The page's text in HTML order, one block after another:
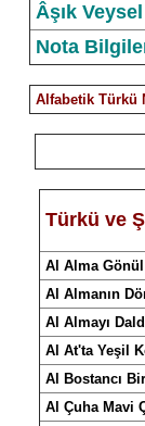
Âşık
Nota
Alfabetik Türkü
Türkü ve
Al Alma
Al Almanın
Al Almayı
Al At'ta Yeşil
Al Bostancı
Al Çuha Mavi